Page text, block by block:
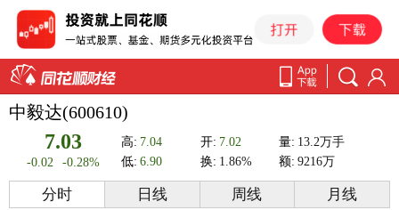
中毅达(600610)
7.03
-0.02 -0.28%
高: 7.04 开: 7.02 量: 13.2万手
低: 6.90 换: 1.86% 额: 9216万
分时 日线 周线 月线